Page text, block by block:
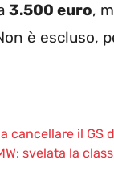
3.500 euro,
è escluso,
cancellare il GS
svelata la